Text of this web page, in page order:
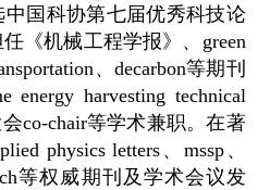
国科协第七届优秀科技论
《机械工程学报》、green
、decarbon等期刊
harvesting technical
会co-chair等学术兼职。在著
physics letters、mssp、
等权威期刊及学术会议发